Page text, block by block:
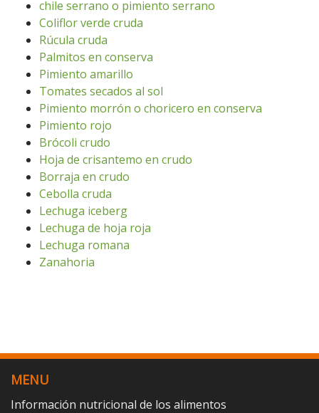
chile serrano o pimiento serrano
Coliflor verde cruda
Rúcula cruda
Palmitos en conserva
Pimiento amarillo
Tomates secados al sol
Pimiento morrón o choricero en conserva
Pimiento rojo
Brócoli crudo
Hoja de crisantemo en crudo
Borraja en crudo
Cebolla cruda
Lechuga iceberg
Lechuga de hoja roja
Lechuga romana
Zanahoria
MENU
Información nutricional de los alimentos